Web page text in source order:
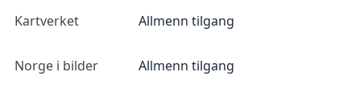
Kartverket Allmenn tilgang
Norge i bilder Allmenn tilgang